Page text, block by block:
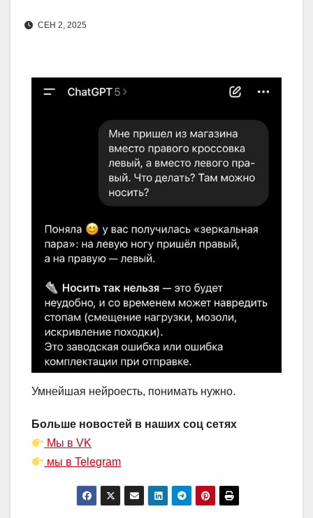
СЕН 2, 2025
Умнейшая нейроесть, понимать нужно.
Больше новостей в наших соц сетях
Мы в VK
мы в Telegram